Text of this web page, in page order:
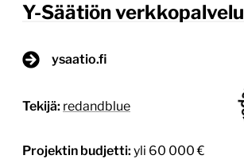
Y-Säätiön verkkopalvelu
ysaatio.fi
Tekijä: redandblue
Projektin budjetti: yli 60 000 €